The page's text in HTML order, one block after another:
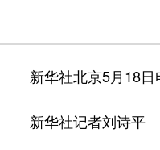
新华社北京5月18日
新华社记者刘诗平